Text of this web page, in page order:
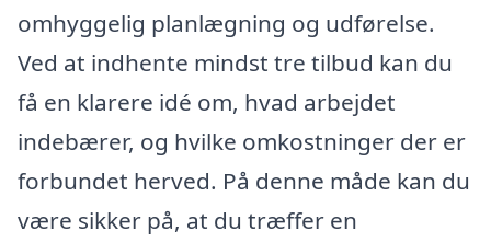
omhyggelig planlægning og udførelse.
Ved at indhente mindst tre tilbud kan du
få en klarere idé om, hvad arbejdet
indebærer, og hvilke omkostninger der er
forbundet herved. På denne måde kan du
være sikker på, at du træffer en